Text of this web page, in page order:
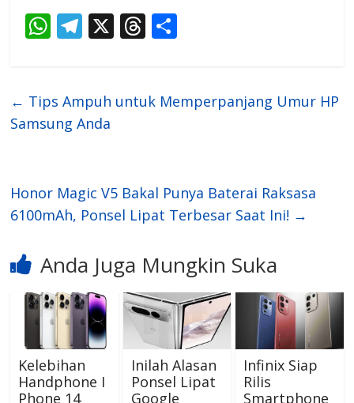
W
s
A
T
gr
a
X T
a e
← Tips Ampuh untuk Memperpanjang Umur HP
Samsung Anda
Honor Magic V5 Bakal Punya Baterai Raksasa
6100mAh, Ponsel Lipat Terbesar Saat Ini! →
Anda Juga Mungkin Suka
Kelebihan
Handphone I
Phone 14
Inilah Alasan
Ponsel Lipat
Google
Infinix Siap
Rilis
Smartphone